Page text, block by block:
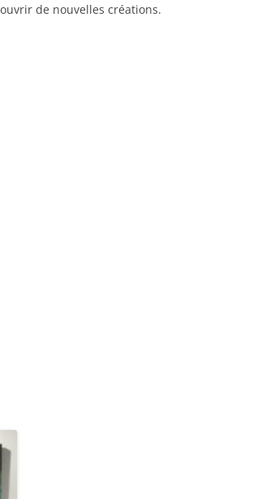
de nouvelles créations.